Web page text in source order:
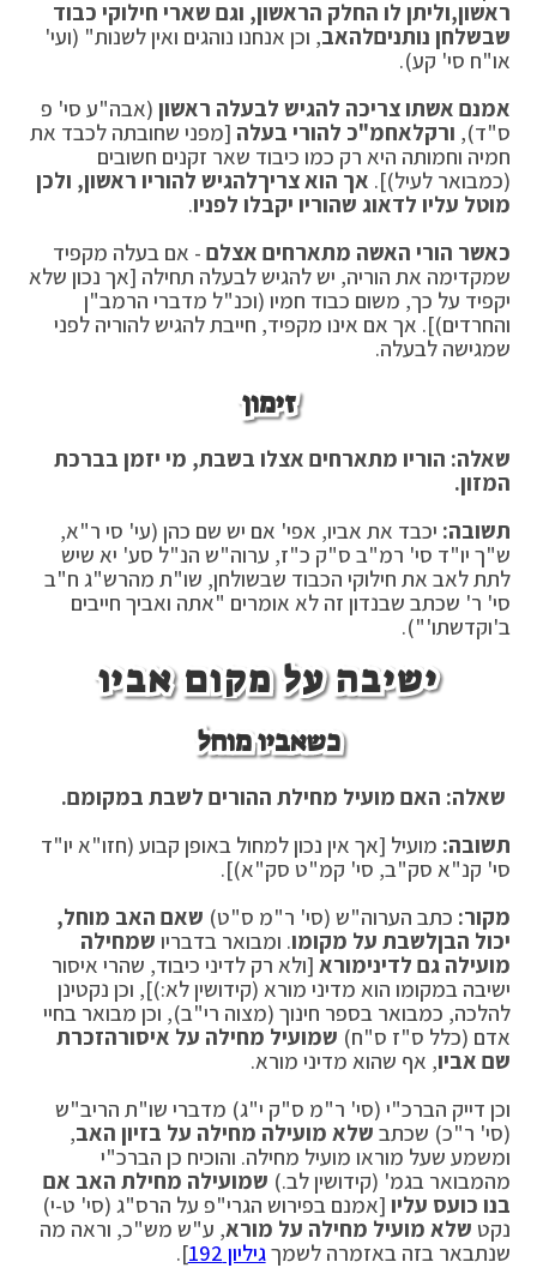
ראשון,וליתן לו החלק הראשון, וגם שארי חילוקי כבוד
שבשלחן נותניםלהאב, וכן אנחנו נוהגים ואין לשנות" (ועי'
או"ח סי' קע).
אמנם אשתו צריכה להגיש לבעלה ראשון (אבה"ע סי' פ
ס"ד), ורקלאחמ"כ להורי בעלה [מפני שחובתה לכבד את
חמיה וחמותה היא רק כמו כיבוד שאר זקנים חשובים
(כמבואר לעיל)]. אך הוא צריךלהגיש להוריו ראשון, ולכן
מוטל עליו לדאוג שהוריו יקבלו לפניו.
כאשר הורי האשה מתארחים אצלם - אם בעלה מקפיד
שמקדימה את הוריה, יש להגיש לבעלה תחילה [אך נכון שלא
יקפיד על כך, משום כבוד חמיו (וכנ"ל מדברי הרמב"ן
והחרדים)]. אך אם אינו מקפיד, חייבת להגיש להוריה לפני
שמגישה לבעלה.
זימון
שאלה: הוריו מתארחים אצלו בשבת, מי יזמן בברכת
המזון.
תשובה: יכבד את אביו, אפי' אם יש שם כהן (עי' סי ר"א,
ש"ך יו"ד סי' רמ"ב ס"ק כ"ז, ערוה"ש הנ"ל סע' יא שיש
לתת לאב את חילוקי הכבוד שבשולחן, שו"ת מהרש"ג ח"ב
סי' ר' שכתב שבנדון זה לא אומרים "אתה ואביך חייבים
ב'וקדשתו'").
ישיבה על מקום אביו
כשאביו מוחל
שאלה: האם מועיל מחילת ההורים לשבת במקומם.
תשובה: מועיל [אך אין נכון למחול באופן קבוע (חזו"א יו"ד
סי' קנ"א סק"ב, סי' קמ"ט סק"א)].
מקור: כתב הערוה"ש (סי' ר"מ ס"ט) שאם האב מוחל,
יכול הבןלשבת על מקומו. ומבואר בדבריו שמחילה
מועילה גם לדינימורא [ולא רק לדיני כיבוד, שהרי איסור
ישיבה במקומו הוא מדיני מורא (קידושין לא:)], וכן נקטינן
להלכה, כמבואר בספר חינוך (מצוה רי"ב), וכן מבואר בחיי
אדם (כלל ס"ז ס"ח) שמועיל מחילה על איסורהזכרת
שם אביו, אף שהוא מדיני מורא.
וכן דייק הברכ"י (סי' ר"מ ס"ק י"ג) מדברי שו"ת הריב"ש
(סי' ר"כ) שכתב שלא מועילה מחילה על בזיון האב,
ומשמע שעל מוראו מועיל מחילה. והוכיח כן הברכ"י
מהמבואר בגמ' (קידושין לב.) שמועילה מחילת האב אם
בנו כועס עליו [אמנם בפירוש הגרי"פ על הרס"ג (סי' ט-י)
נקט שלא מועיל מחילה על מורא, ע"ש מש"כ, וראה מה
שנתבאר בזה באזמרה לשמךגיליון 192 ].